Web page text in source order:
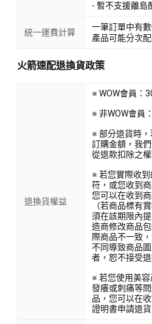
- 暫不支援離島
統一運費計算
一筆訂單中有
產品可能分次
火箭速配退換貨政策
退換貨權益
※ WOW會員：
※ 非WOW會員
※ 部分退貨時
訂購金額，我
從退款扣除之權
※ 若您實際收
符，或您收到
您可以在收到
（若商品標有
須在該期限內
造商修改商品
際商品不一致
不同導致商品
者，恕不接受退
※ 若您使用美容
發癢或刺痛等
品，您可以在
證明書申請退貨